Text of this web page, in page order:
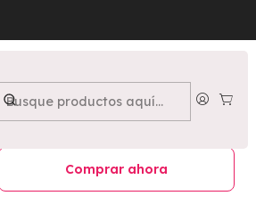
Medium
Comprar ahora